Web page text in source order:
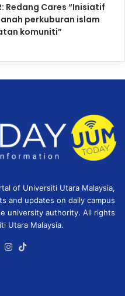
Redang Cares “Inisiatif
perkuburan islam
komuniti”
of Universiti Utara Malaysia,
and updates on daily campus
university authority. All rights
Utara Malaysia.
YouTubeInstagram